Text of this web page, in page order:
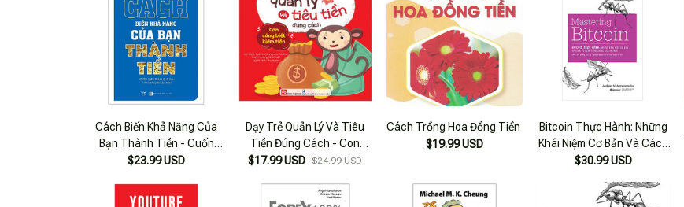
Cách Biến Khả Năng Của
Bạn Thành Tiền - Cuốn
Sách Dành Cho Bạn Và
$23.99 USD
Dạy Trẻ Quản Lý Và Tiêu
Tiền Đúng Cách - Con
Cũng Biết Kiếm Tiền
$17.99 USD $24.99 USD
Cách Trồng Hoa Đồng Tiền
$19.99 USD
Bitcoin Thực Hành: Những
Khái Niệm Cơ Bản Và Cách
Sử Dụng Đúng Đồng Tiền
$30.99 USD